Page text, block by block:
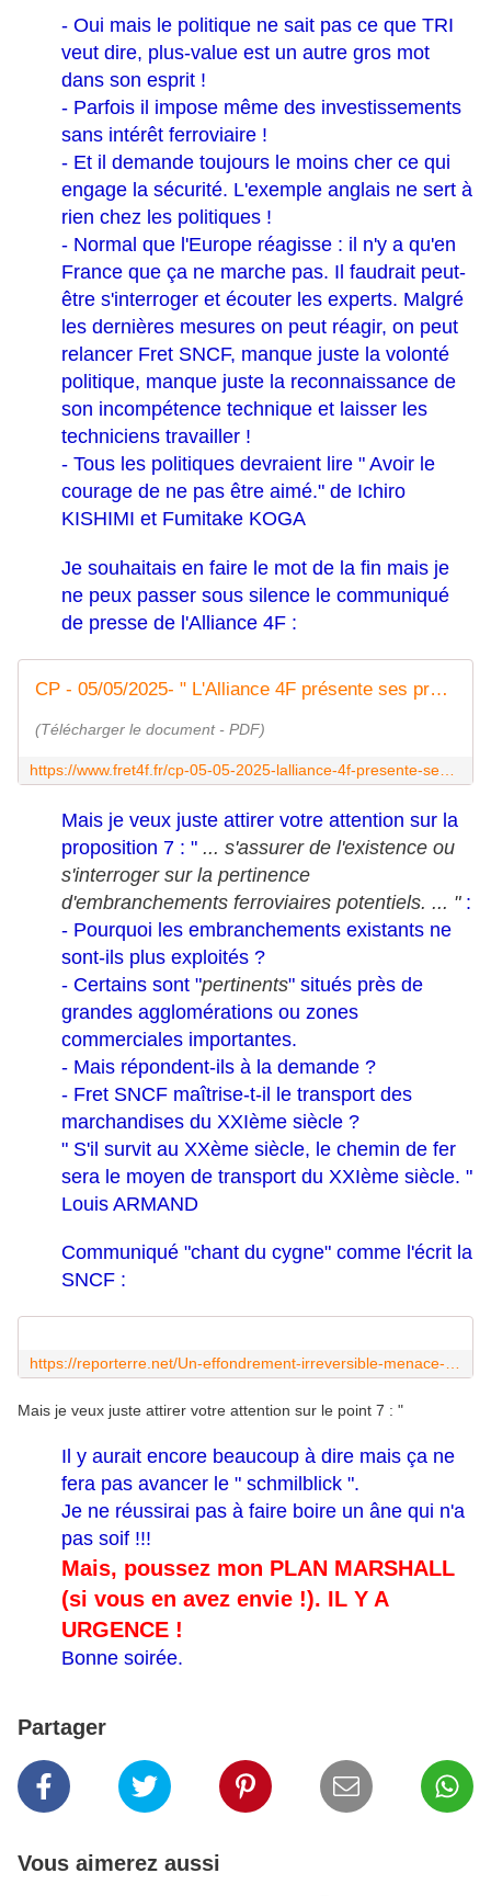
- Oui mais le politique ne sait pas ce que TRI
veut dire, plus-value est un autre gros mot
dans son esprit !
- Parfois il impose même des investissements
sans intérêt ferroviaire !
- Et il demande toujours le moins cher ce qui
engage la sécurité. L'exemple anglais ne sert à
rien chez les politiques !
- Normal que l'Europe réagisse : il n'y a qu'en
France que ça ne marche pas. Il faudrait peut-
être s'interroger et écouter les experts. Malgré
les dernières mesures on peut réagir, on peut
relancer Fret SNCF, manque juste la volonté
politique, manque juste la reconnaissance de
son incompétence technique et laisser les
techniciens travailler !
- Tous les politiques devraient lire " Avoir le
courage de ne pas être aimé." de Ichiro
KISHIMI et Fumitake KOGA
Je souhaitais en faire le mot de la fin mais je
ne peux passer sous silence le communiqué
de presse de l'Alliance 4F :
CP - 05/05/2025- " L'Alliance 4F présente ses propositions pour le développement du fret ferroviaire à la conférence " Ambition France Transports " - Fret 4F
(Télécharger le document - PDF)
Mais je veux juste attirer votre attention sur la
proposition 7 : " ... s'assurer de l'existence ou
s'interroger sur la pertinence
d'embranchements ferroviaires potentiels. ... ":
- Pourquoi les embranchements existants ne
sont-ils plus exploités ?
- Certains sont "pertinents" situés près de
grandes agglomérations ou zones
commerciales importantes.
- Mais répondent-ils à la demande ?
- Fret SNCF maîtrise-t-il le transport des
marchandises du XXIème siècle ?
" S'il survit au XXème siècle, le chemin de fer
sera le moyen de transport du XXIème siècle. "
Louis ARMAND
Communiqué "chant du cygne" comme l'écrit la
SNCF :
Mais je veux juste attirer votre attention sur le point 7 : "
Il y aurait encore beaucoup à dire mais ça ne
fera pas avancer le " schmilblick ".
Je ne réussirai pas à faire boire un âne qui n'a
pas soif !!!
Mais, poussez mon PLAN MARSHALL
(si vous en avez envie !). IL Y A
URGENCE !
Bonne soirée.
Partager
Vous aimerez aussi